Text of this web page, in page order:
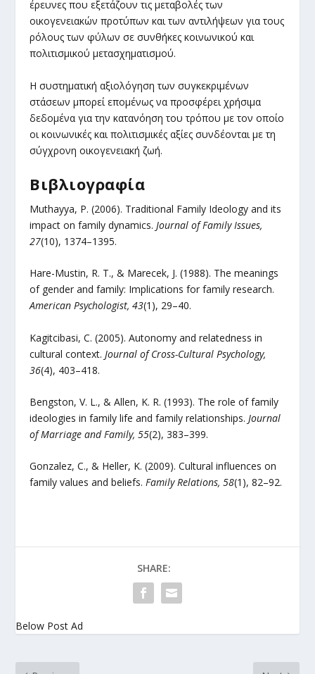
έρευνες που εξετάζουν τις μεταβολές των
οικογενειακών προτύπων και των αντιλήψεων για τους
ρόλους των φύλων σε συνθήκες κοινωνικού και
πολιτισμικού μετασχηματισμού.
Η συστηματική αξιολόγηση των συγκεκριμένων
στάσεων μπορεί επομένως να προσφέρει χρήσιμα
δεδομένα για την κατανόηση του τρόπου με τον οποίο
οι κοινωνικές και πολιτισμικές αξίες συνδέονται με τη
σύγχρονη οικογενειακή ζωή.
Βιβλιογραφία
Muthayya, P. (2006). Traditional Family Ideology and its
impact on family dynamics.Journal of Family Issues,
27(10), 1374–1395.
Hare-Mustin, R. T., & Marecek, J. (1988). The meanings
of gender and family: Implications for family research.
American Psychologist, 43(1), 29–40.
Kagitcibasi, C. (2005). Autonomy and relatedness in
cultural context. Journal of Cross-Cultural Psychology,
36(4), 403–418.
Bengston, V. L., & Allen, K. R. (1993). The role of family
ideologies in family life and family relationships.Journal
of Marriage and Family, 55(2), 383–399.
Gonzalez, C., & Heller, K. (2009). Cultural influences on
family values and beliefs.Family Relations, 58(1), 82–92.
SHARE:
Below Post Ad